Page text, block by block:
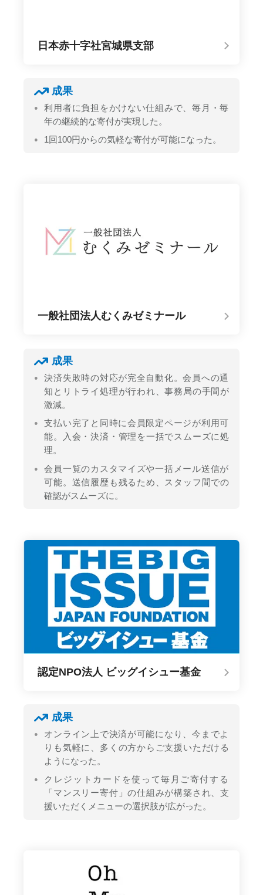
日本赤十字社宮城県支部
成果
利用者に負担をかけない仕組みで、毎月・毎
年の継続的な寄付が実現した。
1回100円からの気軽な寄付が可能になった。
一般社団法人むくみゼミナール
成果
決済失敗時の対応が完全自動化。会員への通
知とリトライ処理が行われ、事務局の手間が
激減。
支払い完了と同時に会員限定ページが利用可
能。入会・決済・管理を一括でスムーズに処
理。
会員一覧のカスタマイズや一括メール送信が
可能。送信履歴も残るため、スタッフ間での
確認がスムーズに。
認定NPO法人 ビッグイシュー基金
成果
オンライン上で決済が可能になり、今までよ
りも気軽に、多くの方からご支援いただける
ようになった。
クレジットカードを使って毎月ご寄付する
「マンスリー寄付」の仕組みが構築され、支
援いただくメニューの選択肢が広がった。